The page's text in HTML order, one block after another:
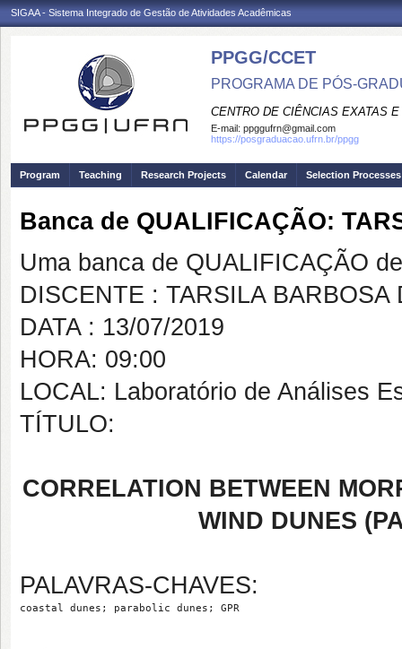
SIGAA - Sistema Integrado de Gestão de Atividades Acadêmicas
PPGG/CCET
PROGRAMA DE PÓS-
CENTRO DE CIÊNCIAS EXATAS
E-mail: ppggufrn@gmail.com
https://posgraduacao.ufrn.br/ppgg
Program Teaching Research Projects Calendar Selection Processes
Banca de QUALIFICAÇÃO:
Uma banca de QUALIFICAÇÃO
DISCENTE : TARSILA BARBOSA
DATA : 13/07/2019
HORA: 09:00
LOCAL: Laboratório de Análises
TÍTULO:
CORRELATION BETWEEN
WIND DUNES
PALAVRAS-CHAVES:
coastal dunes; parabolic dunes; GPR